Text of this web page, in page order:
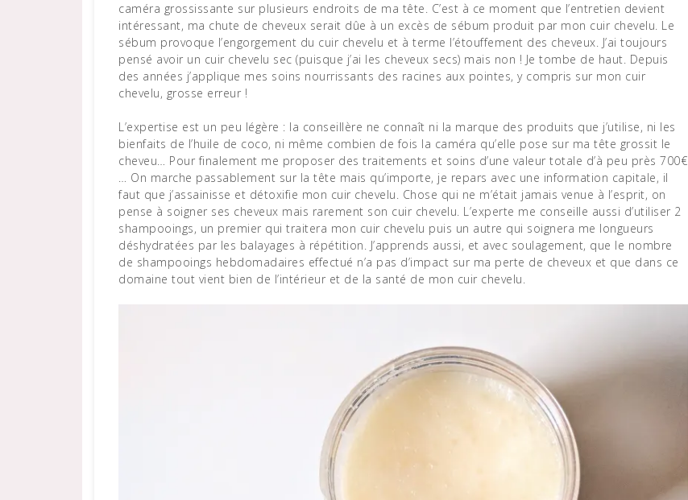
caméra grossissante sur plusieurs endroits de ma tête. C’est à ce moment que l’entretien devient
intéressant, ma chute de cheveux serait dûe à un excès de sébum produit par mon cuir chevelu. Le
sébum provoque l’engorgement du cuir chevelu et à terme l’étouffement des cheveux. J’ai toujours
pensé avoir un cuir chevelu sec (puisque j’ai les cheveux secs) mais non ! Je tombe de haut. Depuis
des années j’applique mes soins nourrissants des racines aux pointes, y compris sur mon cuir
chevelu, grosse erreur !
L’expertise est un peu légère : la conseillère ne connaît ni la marque des produits que j’utilise, ni les
bienfaits de l’huile de coco, ni même combien de fois la caméra qu’elle pose sur ma tête grossit le
cheveu… Pour finalement me proposer des traitements et soins d’une valeur totale d’à peu près 700€
… On marche passablement sur la tête mais qu’importe, je repars avec une information capitale, il
faut que j’assainisse et détoxifie mon cuir chevelu. Chose qui ne m’était jamais venue à l’esprit, on
pense à soigner ses cheveux mais rarement son cuir chevelu. L’experte me conseille aussi d’utiliser 2
shampooings, un premier qui traitera mon cuir chevelu puis un autre qui soignera me longueurs
déshydratées par les balayages à répétition. J’apprends aussi, et avec soulagement, que le nombre
de shampooings hebdomadaires effectué n’a pas d’impact sur ma perte de cheveux et que dans ce
domaine tout vient bien de l’intérieur et de la santé de mon cuir chevelu.